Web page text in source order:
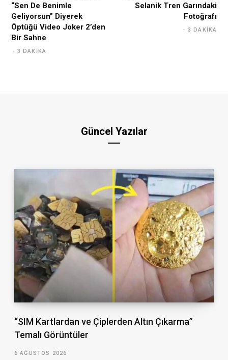
“Sen De Benimle
Geliyorsun” Diyerek
Öptüğü Video Joker 2’den
Bir Sahne
3 DAKIKA
Selanik Tren Garındaki
Fotoğrafı
3 DAKIKA
Güncel Yazılar
“SIM Kartlardan ve Çiplerden Altın Çıkarma”
Temalı Görüntüler
6 AĞUSTOS 2026